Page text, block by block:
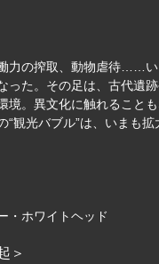
力の搾取、動物虐待……
った。その足は、古代遺
境。異文化に触れること
観光バブル”は、いまも
・ホワイトヘッド
＞